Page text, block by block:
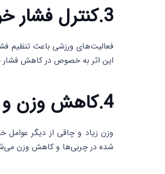
3.کنترل فشار خون
فعالیت‌های ورزشی باعث تنظیم
این اثر به خصوص در کاهش فشار
4.کاهش وزن و چاقی
وزن زیاد و چاقی از دیگر
شده در چربی‌ها و کاهش وزن